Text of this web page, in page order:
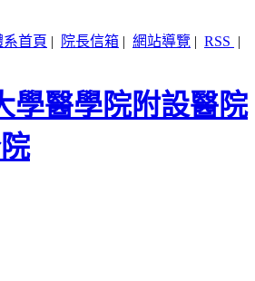
系首頁 | 院長信箱 | 網站導覽 | RSS |